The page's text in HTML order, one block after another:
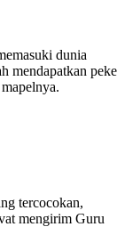
dunia
mendapatkan
tercocokan,
mengirim Guru